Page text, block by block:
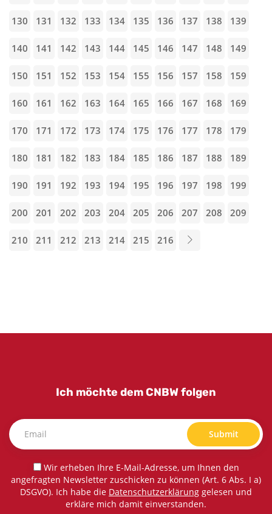
130 131 132 133 134 135 136 137 138 139
140 141 142 143 144 145 146 147 148 149
150 151 152 153 154 155 156 157 158 159
160 161 162 163 164 165 166 167 168 169
170 171 172 173 174 175 176 177 178 179
180 181 182 183 184 185 186 187 188 189
190 191 192 193 194 195 196 197 198 199
200 201 202 203 204 205 206 207 208 209
210 211 212 213 214 215 216
Ich möchte dem CNBW folgen
Submit
Wir erheben Ihre E-Mail-Adresse, um Ihnen den
angefragten Newsletter zuschicken zu können (Art. 6 Abs. I a)
DSGVO). Ich habe die Datenschutzerklärung gelesen und
erkläre mich damit einverstanden.